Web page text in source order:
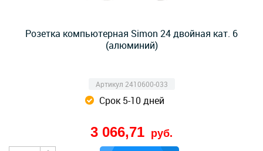
Розетка компьютерная Simon 24 двойная кат. 6
(алюминий)
Артикул 2410600-033
Срок 5-10 дней
3 066,71 руб.